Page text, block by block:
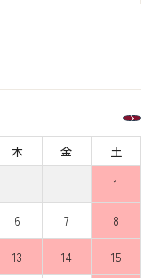
木 金
土
1
6 7 8
13 14 15